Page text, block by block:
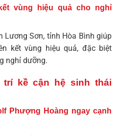
vùng hiệu quả cho nghỉ
Lương Sơn, tỉnh Hòa Bình giúp
kết vùng hiệu quả, đặc biệt
nghỉ dưỡng.
trí kề cận hệ sinh thái
Phượng Hoàng ngay cạnh